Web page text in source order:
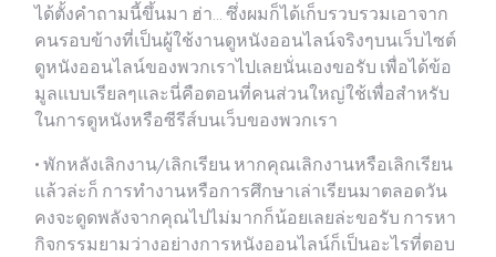
ได้ตั้งคำถามนี้ขึ้นมา ฮ่า… ซึ่งผมก็ได้เก็บรวบรวมเอาจาก
คนรอบข้างที่เป็นผู้ใช้งานดูหนังออนไลน์จริงๆบนเว็บไซต์
ดูหนังออนไลน์ของพวกเราไปเลยนั่นเองขอรับ เพื่อได้ข้อ
มูลแบบเรียลๆและนี่คือตอนที่คนส่วนใหญ่ใช้เพื่อสำหรับ
ในการดูหนังหรือซีรีส์บนเว็บของพวกเรา
• พักหลังเลิกงาน/เลิกเรียน หากคุณเลิกงานหรือเลิกเรียน
แล้วล่ะก็ การทำงานหรือการศึกษาเล่าเรียนมาตลอดวัน
คงจะดูดพลังจากคุณไปไม่มากก็น้อยเลยล่ะขอรับ การหา
กิจกรรมยามว่างอย่างการหนังออนไลน์ก็เป็นอะไรที่ตอบ